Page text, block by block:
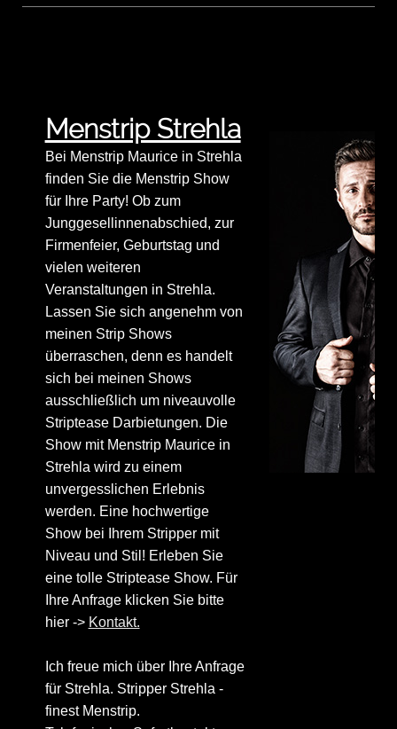
Menstrip Strehla
Bei Menstrip Maurice in Strehla
finden Sie die Menstrip Show
für Ihre Party! Ob zum
Junggesellinnenabschied, zur
Firmenfeier, Geburtstag und
vielen weiteren
Veranstaltungen in Strehla.
Lassen Sie sich angenehm von
meinen Strip Shows
überraschen, denn es handelt
sich bei meinen Shows
ausschließlich um niveauvolle
Striptease Darbietungen. Die
Show mit Menstrip Maurice in
Strehla wird zu einem
unvergesslichen Erlebnis
werden. Eine hochwertige
Show bei Ihrem Stripper mit
Niveau und Stil! Erleben Sie
eine tolle Striptease Show. Für
Ihre Anfrage klicken Sie bitte
hier -> Kontakt.
Ich freue mich über Ihre Anfrage
für Strehla. Stripper Strehla -
finest Menstrip.